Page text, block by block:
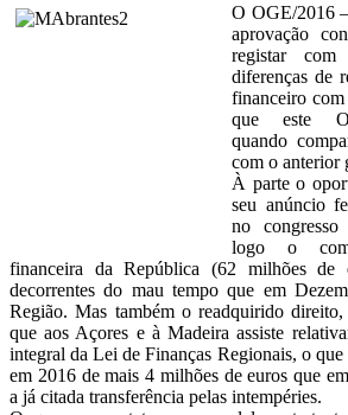
O OGE/2016
aprovação
registar
diferenças de
financeiro com
que este
quando
com o anterior
À parte o
seu anúncio
no
logo o
financeira da República (62 milhões de
decorrentes do mau tempo que em
Região. Mas também o readquirido direito,
que aos Açores e à Madeira assiste
integral da Lei de Finanças Regionais, o
em 2016 de mais 4 milhões de euros que
a já citada transferência pelas intempéries.